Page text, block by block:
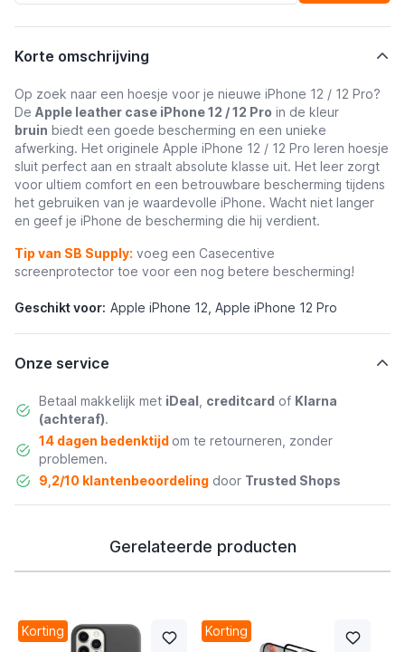
Korte omschrijving
Op zoek naar een hoesje voor je nieuwe iPhone 12 / 12 Pro?
De Apple leather case iPhone 12 / 12 Pro in de kleur
bruin biedt een goede bescherming en een unieke
afwerking. Het originele Apple iPhone 12 / 12 Pro leren hoesje
sluit perfect aan en straalt absolute klasse uit. Het leer zorgt
voor ultiem comfort en een betrouwbare bescherming tijdens
het gebruiken van je waardevolle iPhone. Wacht niet langer
en geef je iPhone de bescherming die hij verdient.
Tip van SB Supply: voeg een Casecentive
screenprotector toe voor een nog betere bescherming!
Geschikt voor: Apple iPhone 12, Apple iPhone 12 Pro
Onze service
Betaal makkelijk met iDeal creditcard of Klarna
(achteraf).
14 dagen bedenktijd om te retourneren, zonder
problemen.
9,2/10 klantenbeoordelingdoor Trusted Shops
Gerelateerde producten
Korting Korting